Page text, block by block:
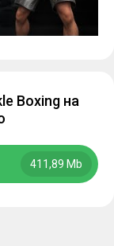
Boxing на
411,89 Mb